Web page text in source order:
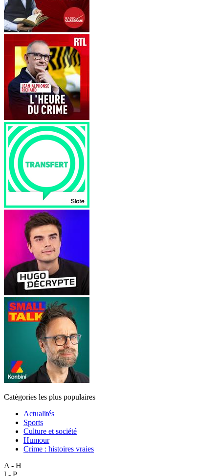
Catégories les plus populaires
Actualités
Sports
Culture et société
Humour
Crime : histoires vraies
A - H
I - P